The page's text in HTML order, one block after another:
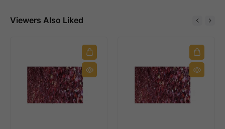
Viewers Also Liked